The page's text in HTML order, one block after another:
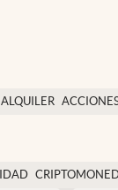
ALQUILER